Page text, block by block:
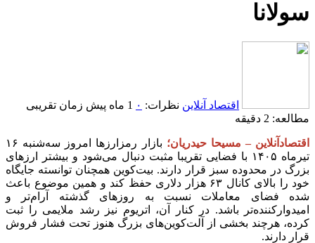
سولانا
اقتصاد آنلاین نظرات: ۰ 1 ماه پیش
زمان تقریبی
مطالعه: 2 دقیقه
اقتصادآنلاین – مسیحا حیدریان؛
بازار رمزارزها امروز سه‌شنبه ۱۶
تیرماه ۱۴۰۵ با فضایی تقریبا مثبت دنبال می‌شود و بیشتر ارزهای
بزرگ در محدوده سبز قرار دارند. بیت‌کوین همچنان توانسته جایگاه
خود را بالای کانال ۶۳ هزار دلاری حفظ کند و همین موضوع باعث
شده فضای معاملات نسبت به روز‌های گذشته آرام‌تر و
امیدوارکننده‌تر باشد. در کنار آن، اتریوم نیز رشد ملایمی را ثبت
کرده، هرچند بخشی از آلت‌کوین‌های بزرگ هنوز تحت فشار فروش
قرار دارند.